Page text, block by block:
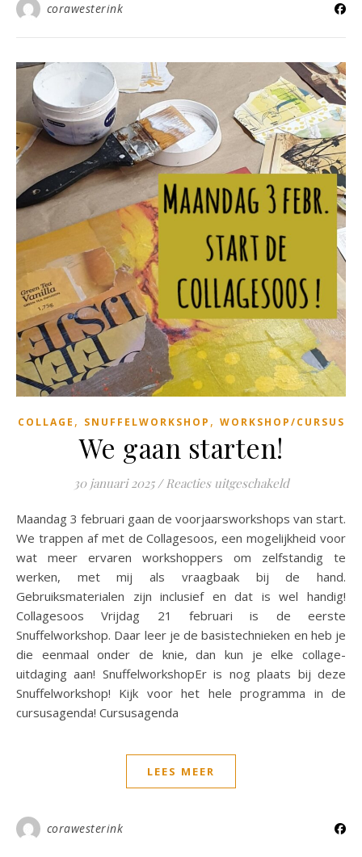
corawesterink
COLLAGE , SNUFFELWORKSHOP , WORKSHOP/CURSUS
We gaan starten!
30 januari 2025 / Reacties uitgeschakeldvoor We
Maandag 3 februari gaan de voorjaarsworkshops van start.
We trappen af met de Collagesoos, een mogelijkheid voor
wat meer ervaren workshoppers om zelfstandig te
werken, met mij als vraagbaak bij de hand.
Gebruiksmaterialen zijn inclusief en dat is wel handig!
Collagesoos Vrijdag 21 februari is de eerste
Snuffelworkshop. Daar leer je de basistechnieken en heb je
die eenmaal onder de knie, dan kun je elke collage-
uitdaging aan! SnuffelworkshopEr is nog plaats bij deze
Snuffelworkshop! Kijk voor het hele programma in de
cursusagenda! Cursusagenda
LEES MEER
corawesterink